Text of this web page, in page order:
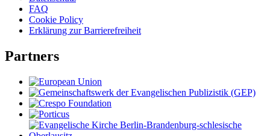
FAQ
Cookie Policy
Erklärung zur Barrierefreiheit
Partners